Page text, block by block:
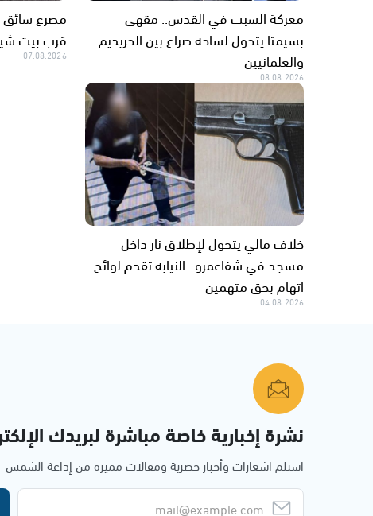
معركة السبت في القدس.. مقهى
بسيمتا يتحول لساحة صراع بين الحريديم
والعلمانيين
08.08.2026
مصرع سائق
قرب بيت
07.08.2026
خلاف مالي يتحول لإطلاق نار داخل
مسجد في شفاعمرو.. النيابة تقدم لوائح
اتهام بحق متهمين
04.08.2026
نشرة إخبارية خاصة مباشرة لبريدك
استلم اشعارات وأخبار حصرية ومقالات مميزة من إذاعة الشمس